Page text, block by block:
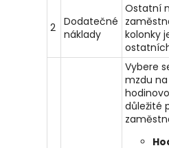
2
Dodatečné
náklady
Ostatní
kolonky
Vybere
mzdu
důležité